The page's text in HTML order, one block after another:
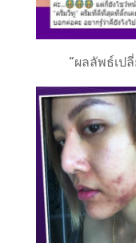
“ผลลัพธ์เป